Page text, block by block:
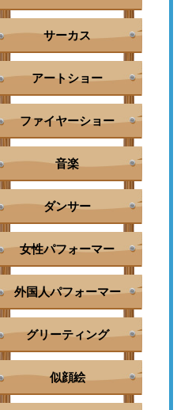
サーカス
アートショー
ファイヤーショー
音楽
ダンサー
女性パフォーマー
外国人パフォーマー
グリーティング
似顔絵